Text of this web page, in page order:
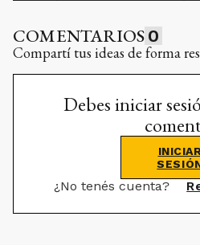
COMENTARIOS 0
Compartí tus ideas de forma
Debes iniciar
INICIAR
¿No tenés cuenta?